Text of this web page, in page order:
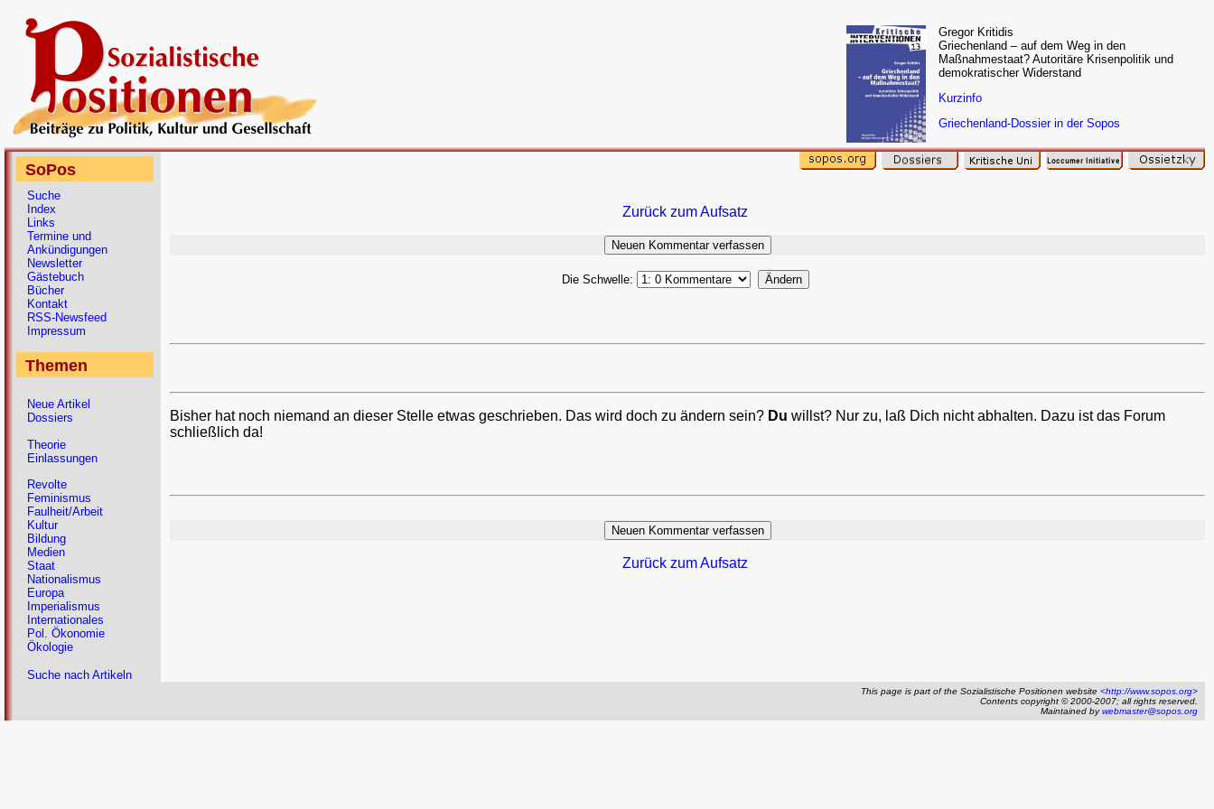
Gregor Kritidis
Griechenland – auf dem Weg in den
Maßnahmestaat? Autoritäre Krisenpolitik und
demokratischer Widerstand
Kurzinfo
Griechenland-Dossier in der Sopos
Zurück zum Aufsatz
Die Schwelle:
Bisher hat noch niemand an dieser Stelle etwas geschrieben. Das wird doch zu ändern sein? Du willst? Nur zu, laß Dich nicht abhalten. Dazu ist das Forum
schließlich da!
Zurück zum Aufsatz
SoPos
Suche
Index
Links
Termine und
Ankündigungen
Newsletter
Gästebuch
Bücher
Kontakt
RSS-Newsfeed
Impressum
Themen
Neue Artikel
Dossiers
Theorie
Einlassungen
Revolte
Feminismus
Faulheit/Arbeit
Kultur
Bildung
Medien
Staat
Nationalismus
Europa
Imperialismus
Internationales
Pol. Ökonomie
Ökologie
Suche nach Artikeln
This page is part of the Sozialistische Positionen website <http://www.sopos.org>
Contents copyright © 2000-2007; all rights reserved.
Maintained bywebmaster@sopos.org